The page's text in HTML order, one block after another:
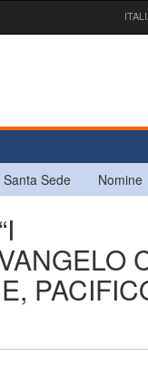
Sede Nomine